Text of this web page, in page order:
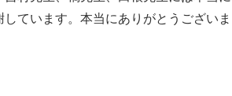
しています。本当にありがとうございま